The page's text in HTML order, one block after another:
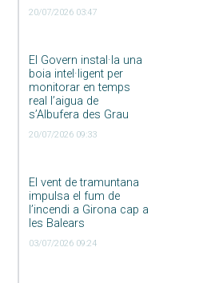
20/07/2026 03:47
El Govern instal·la una
boia intel·ligent per
monitorar en temps
real l’aigua de
s’Albufera des Grau
20/07/2026 09:33
El vent de tramuntana
impulsa el fum de
l’incendi a Girona cap a
les Balears
03/07/2026 09:24